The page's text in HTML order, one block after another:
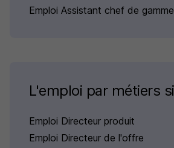
Emploi Assistant chef de
L'emploi par métiers
Emploi Directeur produit
Emploi Directeur de l'offre